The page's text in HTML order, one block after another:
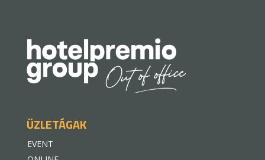
ÜZLETÁGAK
EVENT